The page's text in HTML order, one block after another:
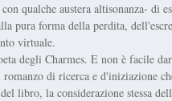
qualche austera altisonanza- di
pura forma della perdita,
virtuale.
degli Charmes. E non è facile
di ricerca e d'iniziazione
libro, la considerazione stessa